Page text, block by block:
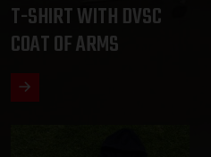
T-SHIRT WITH DVSC
COAT OF ARMS